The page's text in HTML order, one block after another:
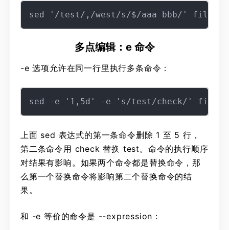
多点编辑：e 命令
-e 选项允许在同一行里执行多条命令：
上面 sed 表达式的第一条命令删除 1 至 5 行，
第二条命令用 check 替换 test。命令的执行顺序
对结果有影响。如果两个命令都是替换命令，那
么第一个替换命令将影响第二个替换命令的结
果。
和 -e 等价的命令是 --expression：